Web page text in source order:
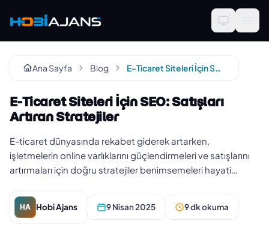
Ana Sayfa Blog E-Ticaret Siteleri İçin SEO: Satışları Artıran Stratejiler
E-Ticaret Siteleri İçin SEO: Satışları
Artıran Stratejiler
E-ticaret dünyasında rekabet giderek artarken,
işletmelerin online varlıklarını güçlendirmeleri ve satışlarını
artırmaları için doğru stratejiler benimsemeleri hayati
HA Hobi Ajans 9 Nisan 2025 9 dk okuma